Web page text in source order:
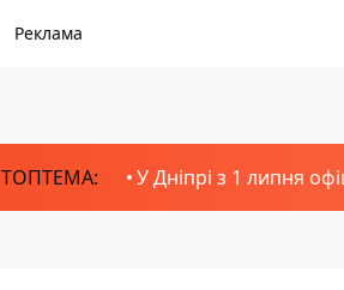
Реклама
ТОПТЕМА: У Дніпрі з 1 липня